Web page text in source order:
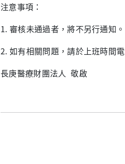
注意事項：
1. 審核未通過者，將不另行通知。
2. 如有相關問題，請於上班時間
長庚醫療財團法人 敬啟